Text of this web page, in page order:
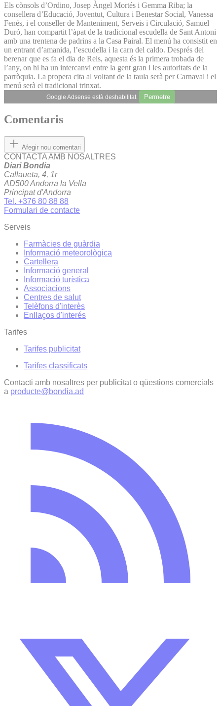
Els cònsols d’Ordino, Josep Àngel Mortés i Gemma Riba; la
consellera d’Educació, Joventut, Cultura i Benestar Social, Vanessa
Fenés, i el conseller de Manteniment, Serveis i Circulació, Samuel
Duró, han compartit l’àpat de la tradicional escudella de Sant Antoni
amb una trentena de padrins a la Casa Pairal. El menú ha consistit en
un entrant d’amanida, l’escudella i la carn del caldo. Després del
berenar que es fa el dia de Reis, aquesta és la primera trobada de
l’any, on hi ha un intercanvi entre la gent gran i les autoritats de la
parròquia. La propera cita al voltant de la taula serà per Carnaval i el
menú serà el tradicional trinxat.
Google Adsense està deshabilitat. Permetre
Comentaris
Afegir nou comentari
CONTACTA AMB NOSALTRES
Diari Bondia
Callaueta, 4, 1r
AD500 Andorra la Vella
Principat d'Andorra
Tel. +376 80 88 88
Formulari de contacte
Serveis
Farmàcies de guàrdia
Informació meteorològica
Cartellera
Informació general
Informació turística
Associacions
Centres de salut
Telèfons d'interès
Enllaços d'interés
Tarifes
Tarifes publicitat
Tarifes classificats
Contacti amb nosaltres per publicitat o qüestions comercials
a producte@bondia.ad